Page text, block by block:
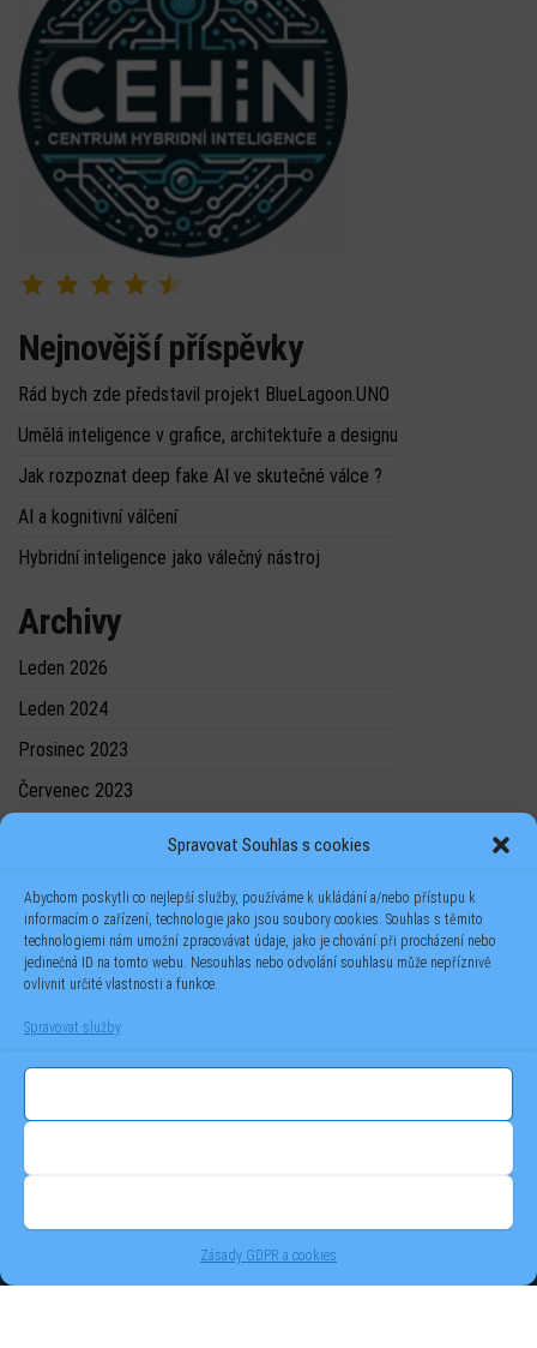
Spravovat Souhlas s cookies
Abychom poskytli co nejlepší služby, používáme k ukládání a/nebo přístupu k
informacím o zařízení, technologie jako jsou soubory cookies. Souhlas s těmito
technologiemi nám umožní zpracovávat údaje, jako je chování při procházení nebo
jedinečná ID na tomto webu. Nesouhlas nebo odvolání souhlasu může nepříznivě
ovlivnit určité vlastnosti a funkce.
Spravovat služby
Zásady GDPR a cookies
Nejnovější příspěvky
Rád bych zde představil projekt BlueLagoon.UNO
Umělá inteligence v grafice, architektuře a designu
Jak rozpoznat deep fake AI ve skutečné válce ?
AI a kognitivní válčení
Hybridní inteligence jako válečný nástroj
Archivy
Leden 2026
Leden 2024
Prosinec 2023
Červenec 2023
textů bez povolení autora je zakázáno.